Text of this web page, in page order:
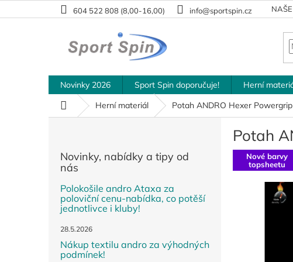
na
604 522 808 (8,00-16,00) info@sportspin.cz
Novinky 2026 Sport Spin doporučuje! Herní
Domů
Herní materiál Potah ANDRO Hexer
Novinky, nabídky a tipy od
nás
Polokošile andro Ataxa za
poloviční cenu-nabídka, co potěší
jednotlivce i kluby!
28.5.2026
Nákup textilu andro za výhodných
podmínek!
Potah
Nové barvy
topsheetu